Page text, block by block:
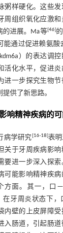
粥样硬化。这些
周组织氧化应激
的进展。Ma等[46]
能通过促进赖氨酸
kdm6a）的表达调
活化水平，促进
进一步探究生物
供了新思路。
精神疾病的可
病学研究[16-18]表
关于牙周疾病影
要进一步深入探
可能影响精神疾病
方面。其一，口
在牙周炎状态下
内壁的上皮屏障
入肠道，引起肠道